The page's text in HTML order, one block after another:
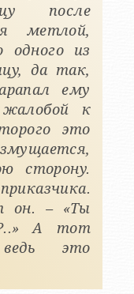
после
метлой,
одного из
да так,
ему
к
это
сторону.
он. – «Ты
А тот
это